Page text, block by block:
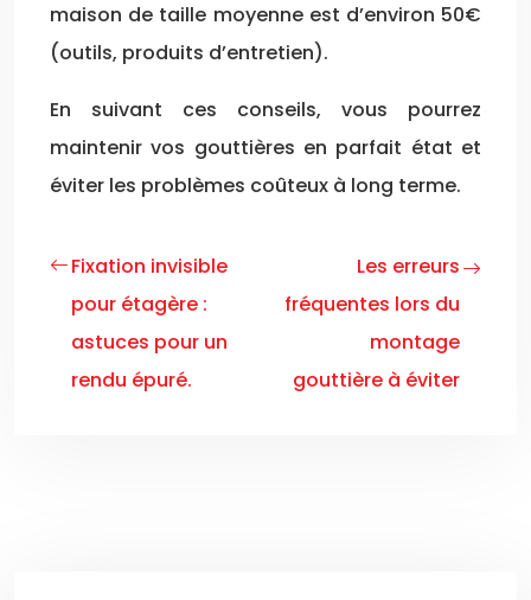
maison de taille moyenne est d’environ 50€
(outils, produits d’entretien).
En suivant ces conseils, vous pourrez
maintenir vos gouttières en parfait état et
éviter les problèmes coûteux à long terme.
Fixation invisible
pour étagère :
astuces pour un
rendu épuré.
Les erreurs
fréquentes lors du
montage
gouttière à éviter